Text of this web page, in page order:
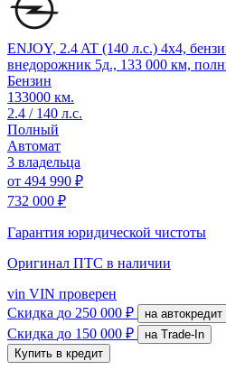
ENJOY, 2.4 AT (140 л.с.) 4x4,
внедорожник 5д., 133 000 км,
Бензин
133000 км.
2.4 / 140 л.с.
Полный
Автомат
3 владельца
от 494 990 ₽
732 000 ₽
Гарантия юридической чистоты
Оригинал ПТС в наличии
vin VIN проверен
Скидка до 250 000 ₽ на автокредит
Скидка до 150 000 ₽
на Trade-In
Купить в кредит